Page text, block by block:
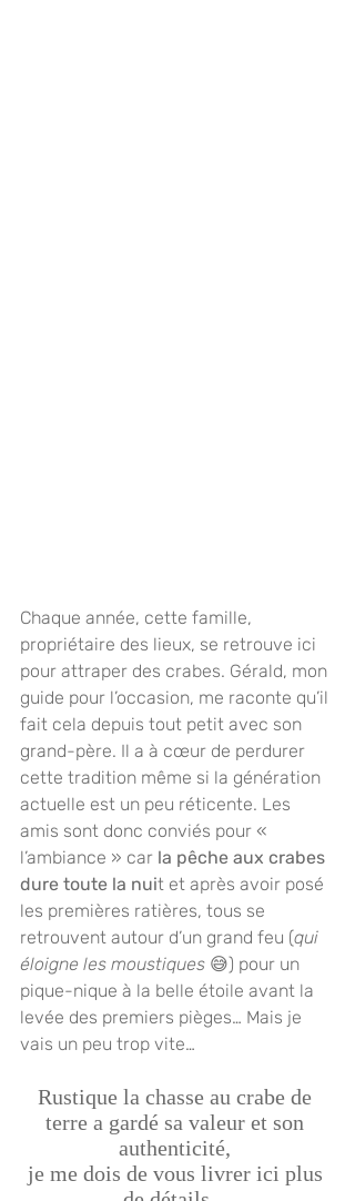
Chaque année, cette famille,
propriétaire des lieux, se retrouve ici
pour attraper des crabes. Gérald, mon
guide pour l’occasion, me raconte qu’il
fait cela depuis tout petit avec son
grand-père. Il a à cœur de perdurer
cette tradition même si la génération
actuelle est un peu réticente. Les
amis sont donc conviés pour «
l’ambiance » car la pêche aux crabes
dure toute la nuit et après avoir posé
les premières ratières, tous se
retrouvent autour d’un grand feu (qui
éloigne les moustiques 😅) pour un
pique-nique à la belle étoile avant la
levée des premiers pièges… Mais je
vais un peu trop vite…
Rustique la chasse au crabe de
terre a gardé sa valeur et son
authenticité,
je me dois de vous livrer ici plus